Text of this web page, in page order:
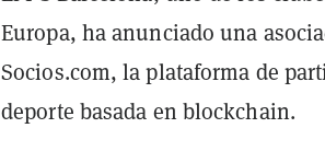
Europa, ha anunciado una
Socios.com, la plataforma de
deporte basada en blockchain.